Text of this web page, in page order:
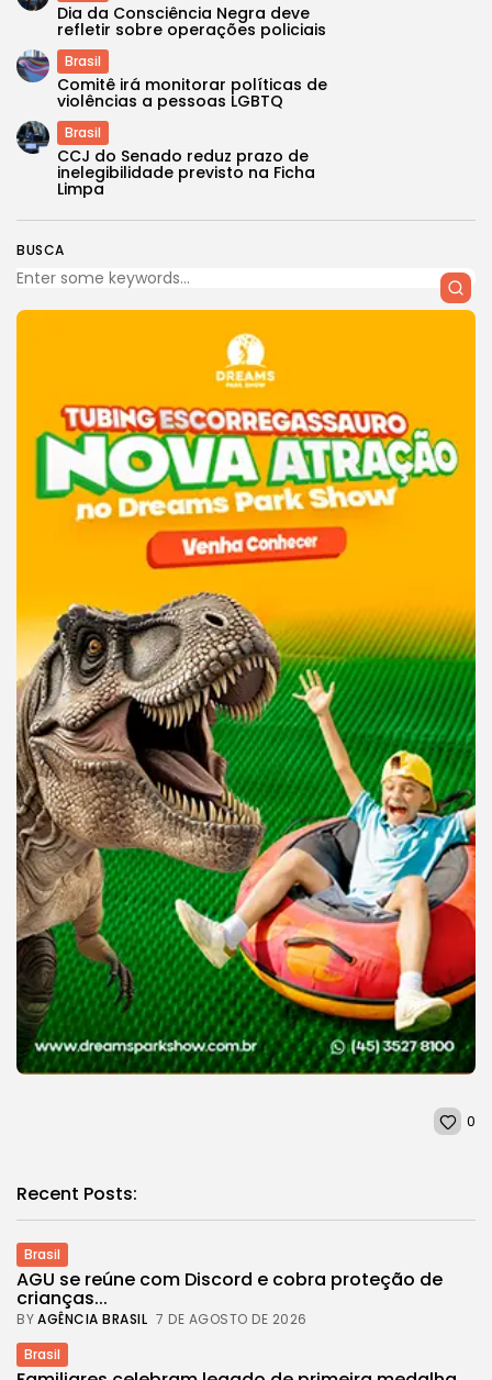
BUSCA
Dia da Consciência Negra deve
refletir sobre operações policiais
Brasil
Comitê irá monitorar políticas de
violências a pessoas LGBTQ
Brasil
CCJ do Senado reduz prazo de
inelegibilidade previsto na Ficha
Limpa
0
Recent Posts:
Brasil
AGU se reúne com Discord e cobra proteção de
crianças...
BYAGÊNCIA BRASIL 7 DE AGOSTO DE 2026
Brasil